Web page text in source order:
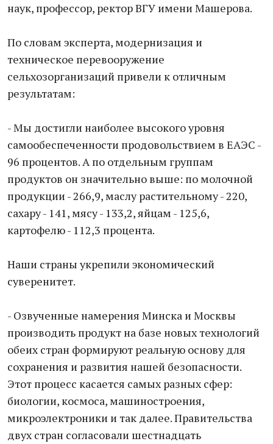
наук, профессор, ректор ВГУ имени Машерова.
По словам эксперта, модернизация и
техническое перевооружение
сельхозорганизаций привели к отличным
результатам:
- Мы достигли наиболее высокого уровня
самообеспеченности продовольствием в ЕАЭС -
96 процентов. А по отдельным группам
продуктов он значительно выше: по молочной
продукции - 266,9, маслу растительному - 220,
сахару - 141, мясу - 133,2, яйцам - 125,6,
картофелю - 112,3 процента.
Наши страны укрепили экономический
суверенитет.
- Озвученные намерения Минска и Москвы
производить продукт на базе новых технологий
обеих стран формируют реальную основу для
сохранения и развития нашей безопасности.
Этот процесс касается самых разных сфер:
биологии, космоса, машиностроения,
микроэлектроники и так далее. Правительства
двух стран согласовали шестнадцать